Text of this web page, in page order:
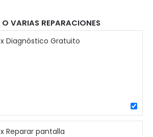
VARIAS REPARACIONES
x Diagnóstico Gratuito
x Reparar pantalla